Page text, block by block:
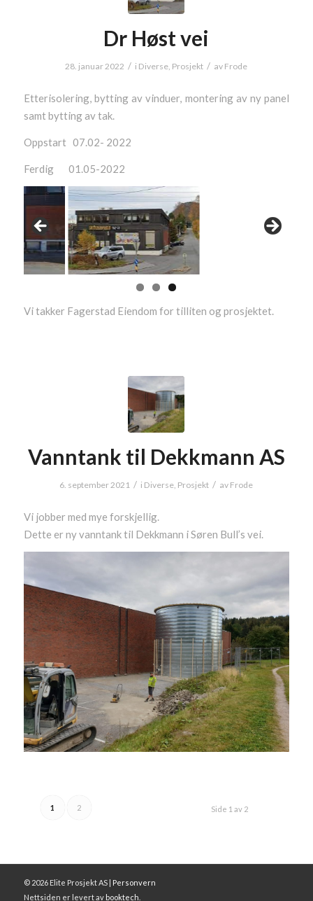
Dr Høst vei
28. januar 2022 / i Diverse, Prosjekt / av Frode
Etterisolering, bytting av vinduer, montering av ny panel
samt bytting av tak.
Oppstart 07.02- 2022
Ferdig 01.05-2022
Vi takker Fagerstad Eiendom for tilliten og prosjektet.
Vanntank til Dekkmann AS
6. september 2021 / i Diverse Prosjekt / av Frode
Vi jobber med mye forskjellig.
Dette er ny vanntank til Dekkmann i Søren Bull’s vei.
Side 1 av 2
1 2
© 2026Elite Prosjekt AS | Personvern
Nettsiden er levert av booktech